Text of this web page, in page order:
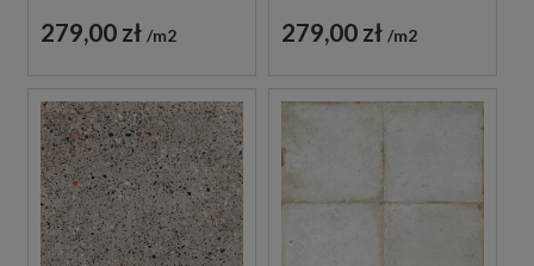
279,00 zł m2 279,00 zł m2